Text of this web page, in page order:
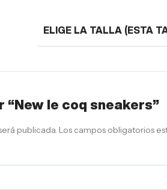
ELIGE LA TALLA (ESTA
“New le coq sneakers”
publicada. Los campos obligatorios